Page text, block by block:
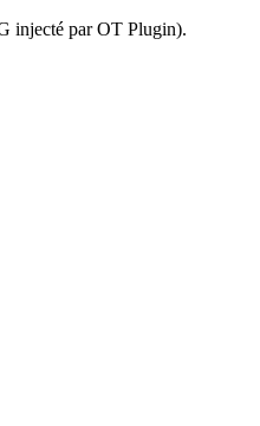
injecté par OT Plugin).